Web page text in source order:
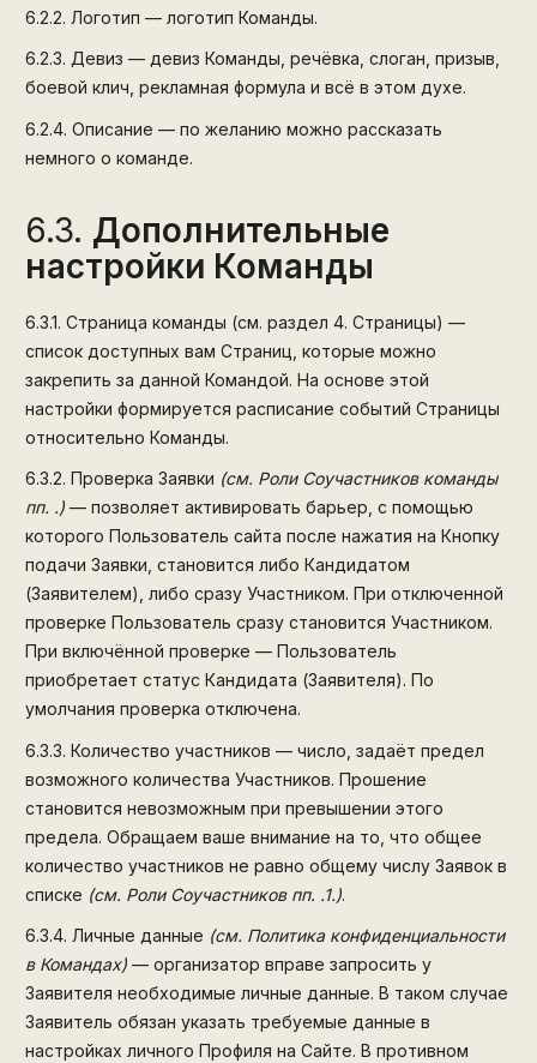
6.2.2. Логотип — логотип Команды.
6.2.3. Девиз — девиз Команды, речёвка, слоган, призыв,
боевой клич, рекламная формула и всё в этом духе.
6.2.4. Описание — по желанию можно рассказать
немного о команде.
6.3. Дополнительные
настройки Команды
6.3.1. Страница команды (см. раздел 4. Страницы) —
список доступных вам Страниц, которые можно
закрепить за данной Командой. На основе этой
настройки формируется расписание событий Страницы
относительно Команды.
6.3.2. Проверка Заявки (см. Роли Соучастников команды
пп. .) — позволяет активировать барьер, с помощью
которого Пользователь сайта после нажатия на Кнопку
подачи Заявки, становится либо Кандидатом
(Заявителем), либо сразу Участником. При отключенной
проверке Пользователь сразу становится Участником.
При включённой проверке — Пользователь
приобретает статус Кандидата (Заявителя). По
умолчания проверка отключена.
6.3.3. Количество участников — число, задаёт предел
возможного количества Участников. Прошение
становится невозможным при превышении этого
предела. Обращаем ваше внимание на то, что общее
количество участников не равно общему числу Заявок в
списке (см. Роли Соучастников пп. .1.).
6.3.4. Личные данные (см. Политика конфиденциальности
в Командах) — организатор вправе запросить у
Заявителя необходимые личные данные. В таком случае
Заявитель обязан указать требуемые данные в
настройках личного Профиля на Сайте. В противном